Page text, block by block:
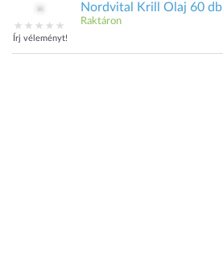
Írj véleményt!
Nordvital Krill Olaj 60 db
Raktáron